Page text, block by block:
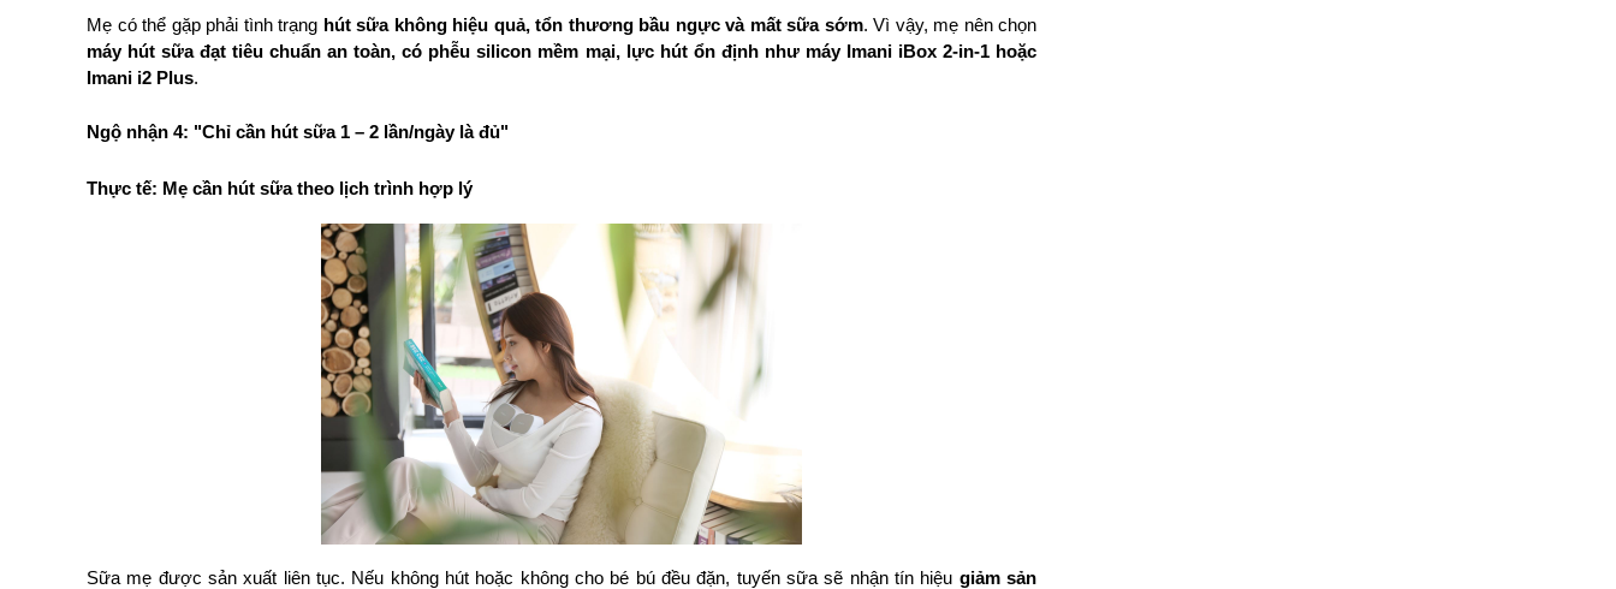
Mẹ có thể gặp phải tình trạng hút sữa không hiệu quả, tổn thương bầu ngực và mất sữa sớm
máy hút sữa đạt tiêu chuẩn an toàn, có phễu silicon mềm mại, lực hút ổn định như máy Imani iBox 2-in-1 hoặc
Imani i2 Plus.
Ngộ nhận 4: "Chỉ cần hút sữa 1 – 2 lần/ngày là đủ"
Thực tế: Mẹ cần hút sữa theo lịch trình hợp lý
Sữa mẹ được sản xuất liên tục. Nếu không hút hoặc không cho bé bú đều đặn, tuyến sữa sẽ nhận tín hiệu giảm sản